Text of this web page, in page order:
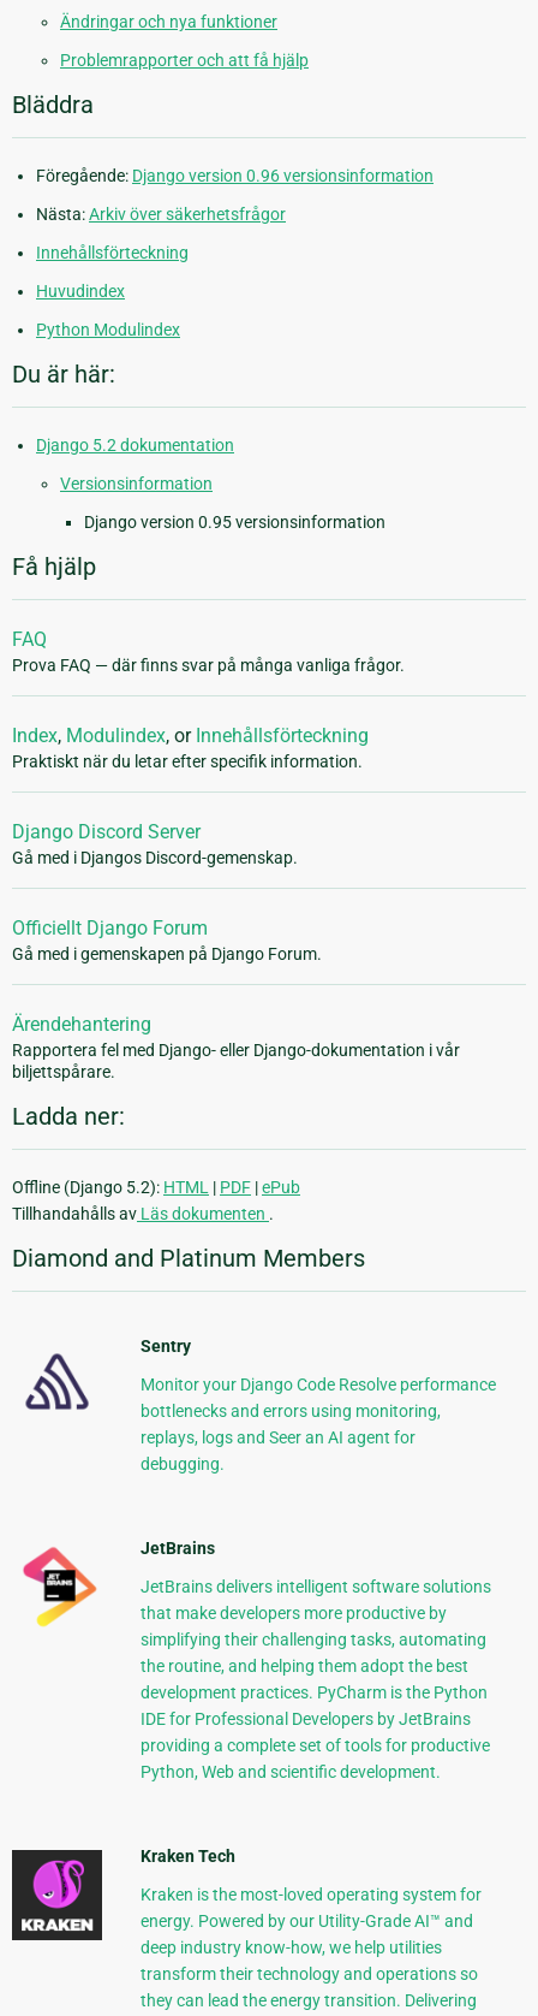
Ändringar och nya funktioner
Problemrapporter och att få hjälp
Bläddra
Föregående: Django version 0.96 versionsinformation
Nästa:Arkiv över säkerhetsfrågor
Innehållsförteckning
Huvudindex
Python Modulindex
Du är här:
Django 5.2 dokumentation
Versionsinformation
Django version 0.95 versionsinformation
Få hjälp
FAQ
Prova FAQ — där finns svar på många vanliga frågor.
Index, Modulindex, or Innehållsförteckning
Praktiskt när du letar efter specifik information.
Django Discord Server
Gå med i Djangos Discord-gemenskap.
Officiellt Django Forum
Gå med i gemenskapen på Django Forum.
Ärendehantering
Rapportera fel med Django- eller Django-dokumentation i vår
biljettspårare.
Ladda ner:
Offline (Django 5.2): HTML | PDF |ePub
Tillhandahålls av Läs dokumenten .
Diamond and Platinum Members
Sentry
Monitor your Django Code Resolve performance
bottlenecks and errors using monitoring,
replays, logs and Seer an AI agent for
debugging.
JetBrains
JetBrains delivers intelligent software solutions
that make developers more productive by
simplifying their challenging tasks, automating
the routine, and helping them adopt the best
development practices. PyCharm is the Python
IDE for Professional Developers by JetBrains
providing a complete set of tools for productive
Python, Web and scientific development.
Kraken Tech
Kraken is the most-loved operating system for
energy. Powered by our Utility-Grade AI™ and
deep industry know-how, we help utilities
transform their technology and operations so
they can lead the energy transition. Delivering